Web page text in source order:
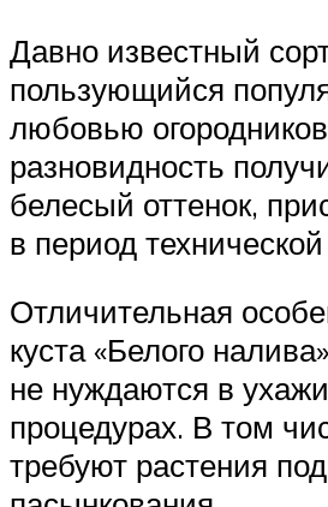
Давно известный
пользующийся
любовью
разновидность
белесый оттенок,
в период
Отличительная
куста «Белого
не нуждаются в
процедурах. В том
требуют растения